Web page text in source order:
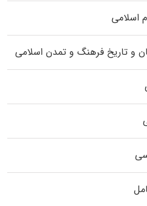
اسلامی
و تاریخ فرهنگ و تمدن اسلامی